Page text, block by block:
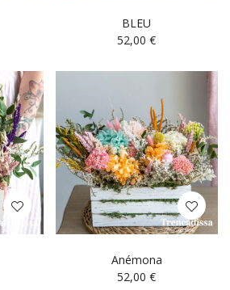
BLEU
52,00€
Anémona
52,00€